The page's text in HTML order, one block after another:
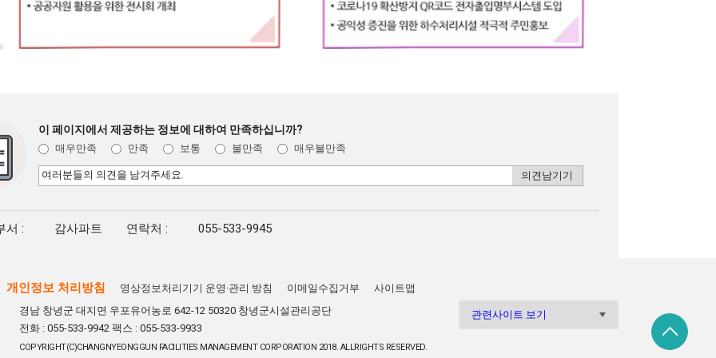
이 페이지에서 제공하는 정보에 대하여 만족하십니까?
매우만족 만족 보통 불만족 매우불만족
서 : 감사파트 연락처 : 055-533-9945
경남 창녕군 대지면 우포유어농로 642-12 50320 창녕군시설관리공단
전화 : 055-533-9942 팩스 : 055-533-9933
COPYRIGHT(C)CHANGNYEONGGUN FACILITIES MANAGEMENT CORPORATION 2018. ALLRIGHTS RESERVED.
개인정보 처리방침 영상정보처리기기 운영·관리 방침 이메일수집거부 사이트맵
관련사이트 보기